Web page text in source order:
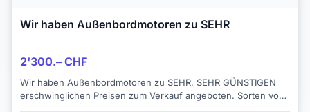
Wir haben Außenbordmotoren zu SEHR
2'300.– CHF
Wir haben Außenbordmotoren zu SEHR, SEHR GÜNSTIGEN
erschwinglichen Preisen zum Verkauf angeboten. Sorten von